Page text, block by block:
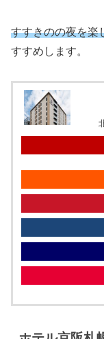
すすきのの夜を楽
すすめします。